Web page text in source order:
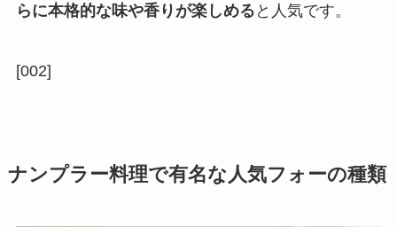
らに本格的な味や香りが楽しめる と人気です。
[002]
ナンプラー料理で有名な人気フォーの種類